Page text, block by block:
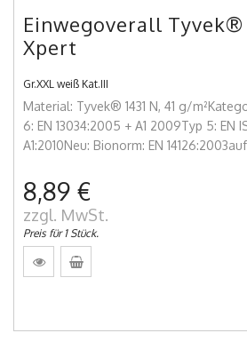
Einwegoverall Tyvek®
Xpert
Gr.XXL weiß Kat.III
Material: Tyvek® 1431 N, 41 g/
6: EN 13034:2005 + A1 2009Typ 5: EN
A1:2010Neu: Bionorm: EN
8,89 €
zzgl. MwSt.
Preis für 1 Stück.